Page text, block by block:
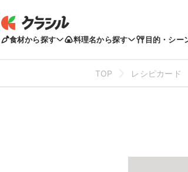
食材から探す 料理名から探す 目的・シー
TOP レシピカード